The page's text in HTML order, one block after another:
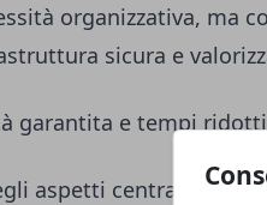
organizzativa, ma
sicura e
garantita e tempi
aspetti centrali